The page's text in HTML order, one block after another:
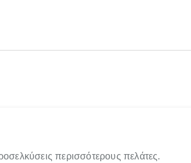
περισσότερους πελάτες.